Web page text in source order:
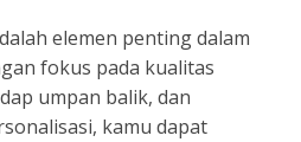
elemen penting dalam
fokus pada kualitas
umpan balik, dan
kamu dapat